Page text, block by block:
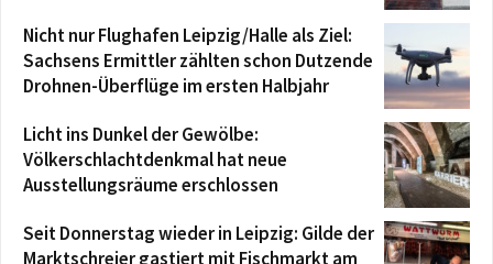
Nicht nur Flughafen Leipzig/Halle als Ziel:
Sachsens Ermittler zählten schon Dutzende
Drohnen-Überflüge im ersten Halbjahr
Licht ins Dunkel der Gewölbe:
Völkerschlachtdenkmal hat neue
Ausstellungsräume erschlossen
Seit Donnerstag wieder in Leipzig: Gilde der
Marktschreier gastiert mit Fischmarkt am